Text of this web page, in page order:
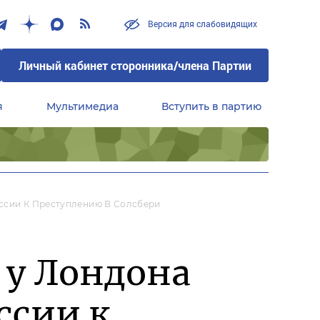
Версия для слабовидящих
Личный кабинет сторонника/члена Партии
Мультимедиа Вступить в партию
К Преступлению В Солсбери
Лондона